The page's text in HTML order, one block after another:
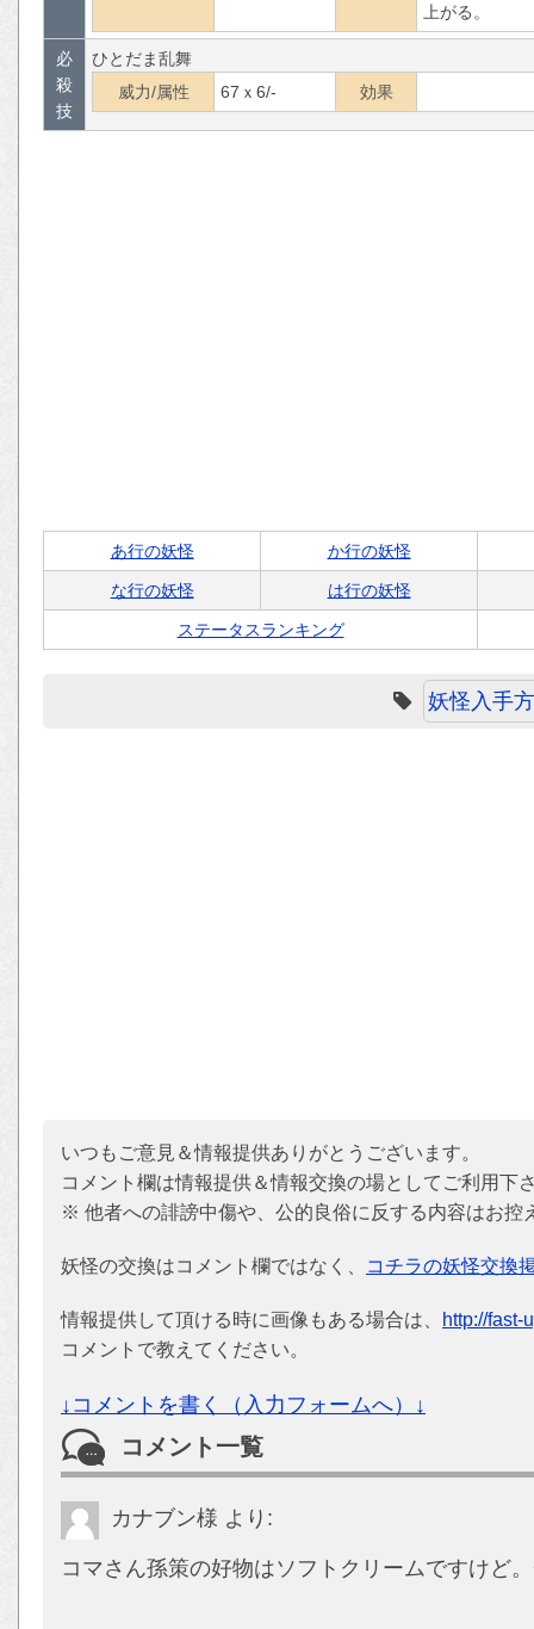
上がる。
必
殺
技
ひとだま乱舞
威力/属性
67ｘ6/- 効果
あ行の妖怪 か行の妖怪
な行の妖怪 は行の妖怪
ステータスランキング
妖怪入手
いつもご意見＆情報提供ありがとうございます。
コメント欄は情報提供＆情報交換の場としてご利用下
※ 他者への誹謗中傷や、公的良俗に反する内容はお控
妖怪の交換はコメント欄ではなく、 コチラの妖怪交換
情報提供して頂ける時に画像もある場合は、
http://fast-
コメントで教えてください。
↓コメントを書く（入力フォームへ）↓
コメント一覧
カナブン様 より:
コマさん孫策の好物はソフトクリームですけど